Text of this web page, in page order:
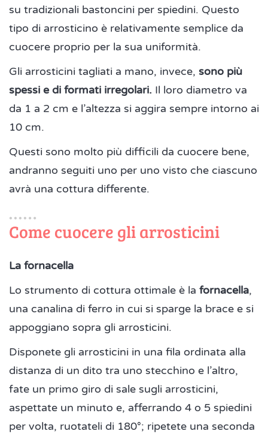
su tradizionali bastoncini per spiedini. Questo
tipo di arrosticino è relativamente semplice da
cuocere proprio per la sua uniformità.
Gli arrosticini tagliati a mano, invece, sono più
spessi e di formati irregolari. Il loro diametro va
da 1 a 2 cm e l’altezza si aggira sempre intorno ai
10 cm.
Questi sono molto più difficili da cuocere bene,
andranno seguiti uno per uno visto che ciascuno
avrà una cottura differente.
Come cuocere gli arrosticini
La fornacella
Lo strumento di cottura ottimale è la fornacella,
una canalina di ferro in cui si sparge la brace e si
appoggiano sopra gli arrosticini.
Disponete gli arrosticini in una fila ordinata alla
distanza di un dito tra uno stecchino e l’altro,
fate un primo giro di sale sugli arrosticini,
aspettate un minuto e, afferrando 4 o 5 spiedini
per volta, ruotateli di 180°; ripetete una seconda